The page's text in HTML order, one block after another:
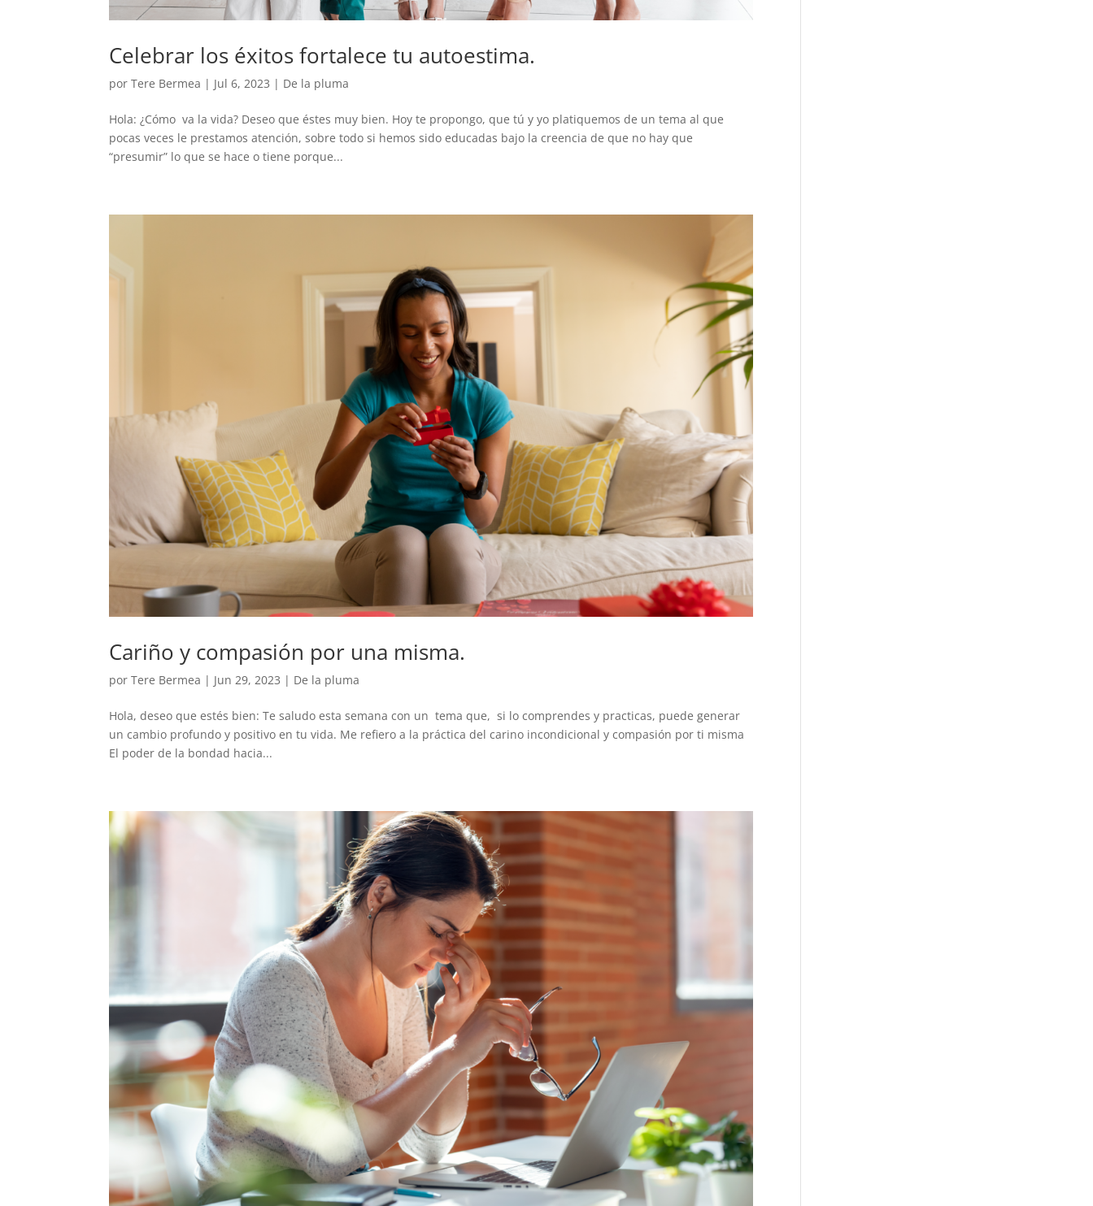
Celebrar los éxitos fortalece tu autoestima.
porTere Bermea | Jul 6, 2023 | De la pluma
Hola: ¿Cómo va la vida? Deseo que éstes muy bien. Hoy te propongo, que tú y yo platiquemos de un tema al que
pocas veces le prestamos atención, sobre todo si hemos sido educadas bajo la creencia de que no hay que
“presumir” lo que se hace o tiene porque...
Cariño y compasión por una misma.
porTere Bermea | Jun 29, 2023 | De la pluma
Hola, deseo que estés bien: Te saludo esta semana con un tema que, si lo comprendes y practicas, puede generar
un cambio profundo y positivo en tu vida. Me refiero a la práctica del carino incondicional y compasión por ti misma
El poder de la bondad hacia...